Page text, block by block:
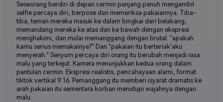
Seseorang berdiri di depan cermin panjang penuh mengambil
selfie percaya diri, berpose dan memeriksa pakaiannya. Tiba-
tiba, teman mereka masuk ke dalam bingkai dari belakang,
memandang mereka ke atas dan ke bawah dengan ekspresi
menghakimi, dan mulai memanggang dengan brutal: "apakah
kamu serius memakainya?" Dan "pakaian itu berteriak'aku
menyerah." Senyum percaya diri orang itu berubah menjadi rasa
malu yang terkejut. Kamera menunjukkan kedua orang dalam
pantulan cermin. Ekspresi realistis, pencahayaan alami, format
tiktok vertikal 9:16. Pemanggang itu memberi isyarat dramatis ke
arah pakaian itu sementara korban menutupi wajahnya dengan
malu.